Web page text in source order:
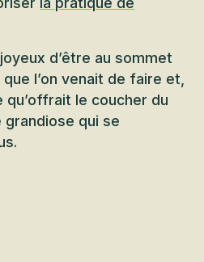
d’être au sommet
l’on venait de faire et,
le coucher du
grandiose qui se